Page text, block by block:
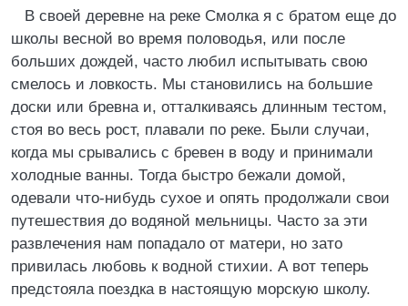
В своей деревне на реке Смолка я с братом еще до
школы весной во время половодья, или после
больших дождей, часто любил испытывать свою
смелось и ловкость. Мы становились на большие
доски или бревна и, отталкиваясь длинным тестом,
стоя во весь рост, плавали по реке. Были случаи,
когда мы срывались с бревен в воду и принимали
холодные ванны. Тогда быстро бежали домой,
одевали что-нибудь сухое и опять продолжали свои
путешествия до водяной мельницы. Часто за эти
развлечения нам попадало от матери, но зато
привилась любовь к водной стихии. А вот теперь
предстояла поездка в настоящую морскую школу.